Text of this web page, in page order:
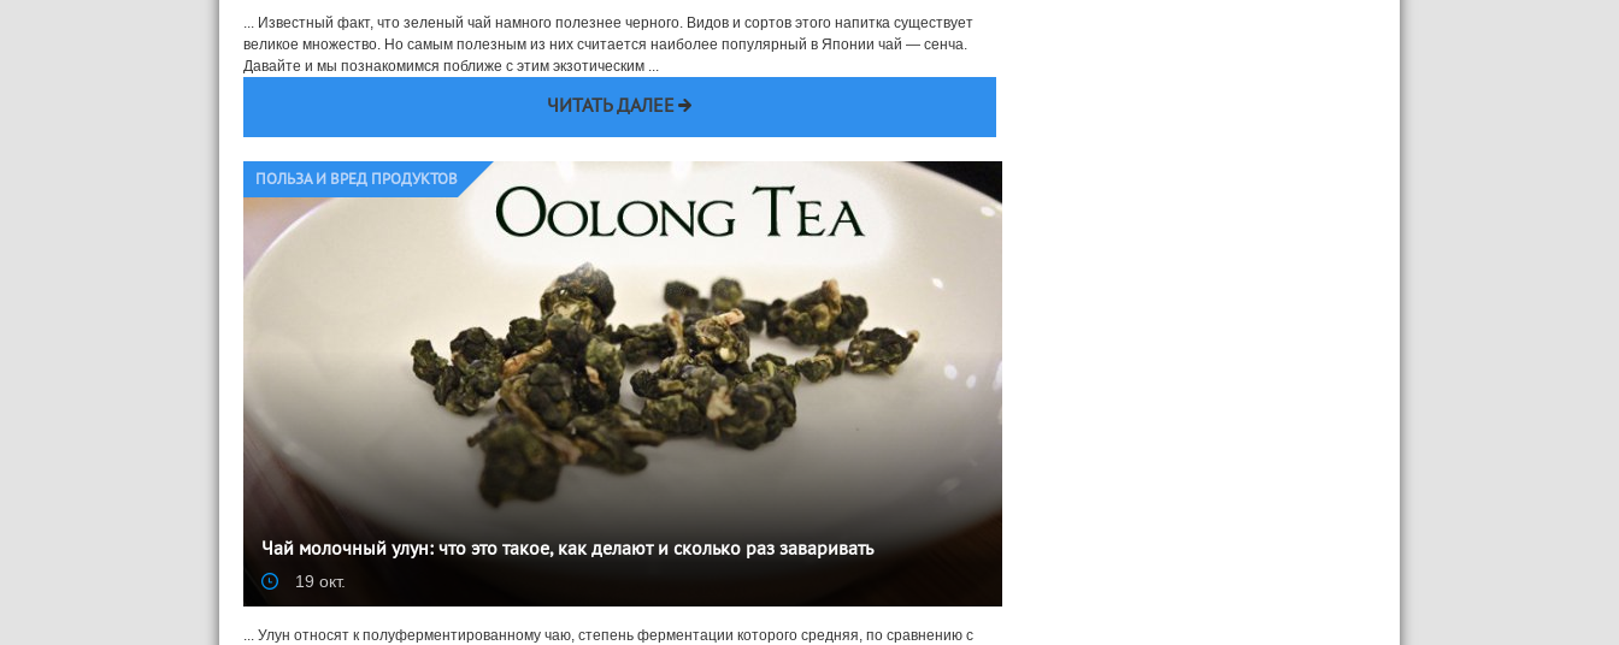
... Известный факт, что зеленый чай намного полезнее черного. Видов и сортов этого напитка существует
великое множество. Но самым полезным из них считается наиболее популярный в Японии чай — сенча.
Давайте и мы познакомимся поближе с этим экзотическим ...
ЧИТАТЬ ДАЛЕЕ
ПОЛЬЗА И ВРЕД ПРОДУКТОВ
Чай молочный улун: что это такое, как делают и сколько раз заваривать
19 окт.
... Улун относят к полуферментированному чаю, степень ферментации которого средняя, по сравнению с